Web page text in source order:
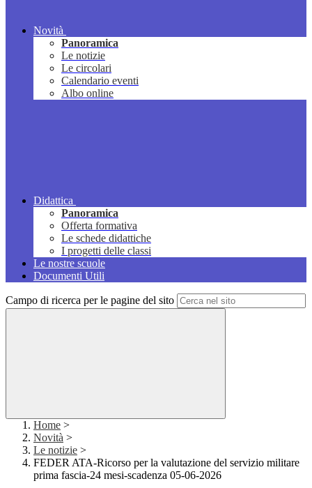
Novità
Panoramica
Le notizie
Le circolari
Calendario eventi
Albo online
Didattica
Panoramica
Offerta formativa
Le schede didattiche
I progetti delle classi
Le nostre scuole
Documenti Utili
Campo di ricerca per le pagine del sito
Home >
Novità >
Le notizie >
FEDER ATA-Ricorso per la valutazione del servizio militare
prima fascia-24 mesi-scadenza 05-06-2026